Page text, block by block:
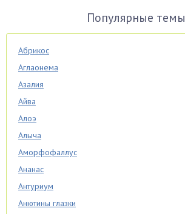
Популярные темы
Абрикос
Аглаонема
Азалия
Айва
Алоэ
Алыча
Аморфофаллус
Ананас
Антуриум
Анютины глазки